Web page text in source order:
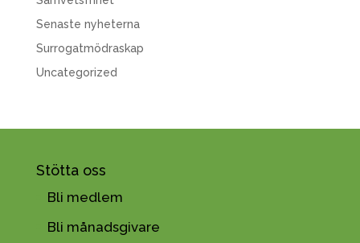
Senaste nyheterna
Surrogatmödraskap
Uncategorized
Stötta oss
Bli medlem
Bli månadsgivare